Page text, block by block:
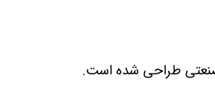
صنعتی طراحی شده است.